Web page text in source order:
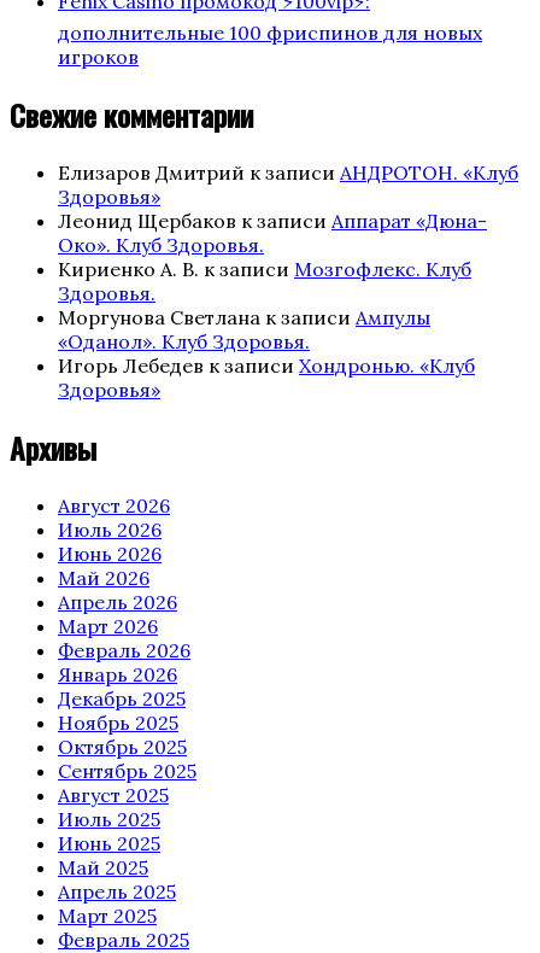
дополнительные 100 фриспинов для новых
игроков
Свежие комментарии
Елизаров Дмитрий к записи АНДРОТОН. «Клуб
Здоровья»
Леонид Щербаков к записи Аппарат «Дюна-
Око». Клуб Здоровья.
Кириенко А. В. к записи Мозгофлекс. Клуб
Здоровья.
Моргунова Светлана к записи Ампулы
«Оданол». Клуб Здоровья.
Игорь Лебедев к записи Хондронью. «Клуб
Здоровья»
Архивы
Август 2026
Июль 2026
Июнь 2026
Май 2026
Апрель 2026
Март 2026
Февраль 2026
Январь 2026
Декабрь 2025
Ноябрь 2025
Октябрь 2025
Сентябрь 2025
Август 2025
Июль 2025
Июнь 2025
Май 2025
Апрель 2025
Март 2025
Февраль 2025